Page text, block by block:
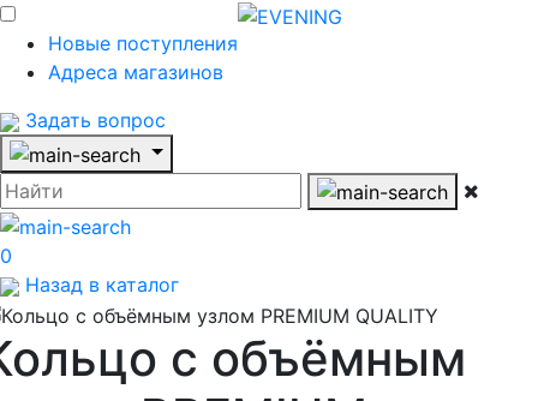
Новые поступления
Адреса магазинов
Задать вопрос
0
Назад в каталог
с объёмным